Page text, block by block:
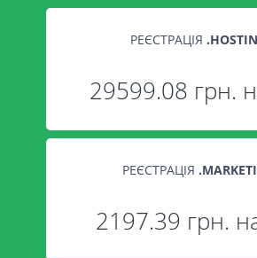
РЕЄСТРАЦІЯ .
29599.08 грн.
РЕЄСТРАЦІЯ .
2197.39 грн.